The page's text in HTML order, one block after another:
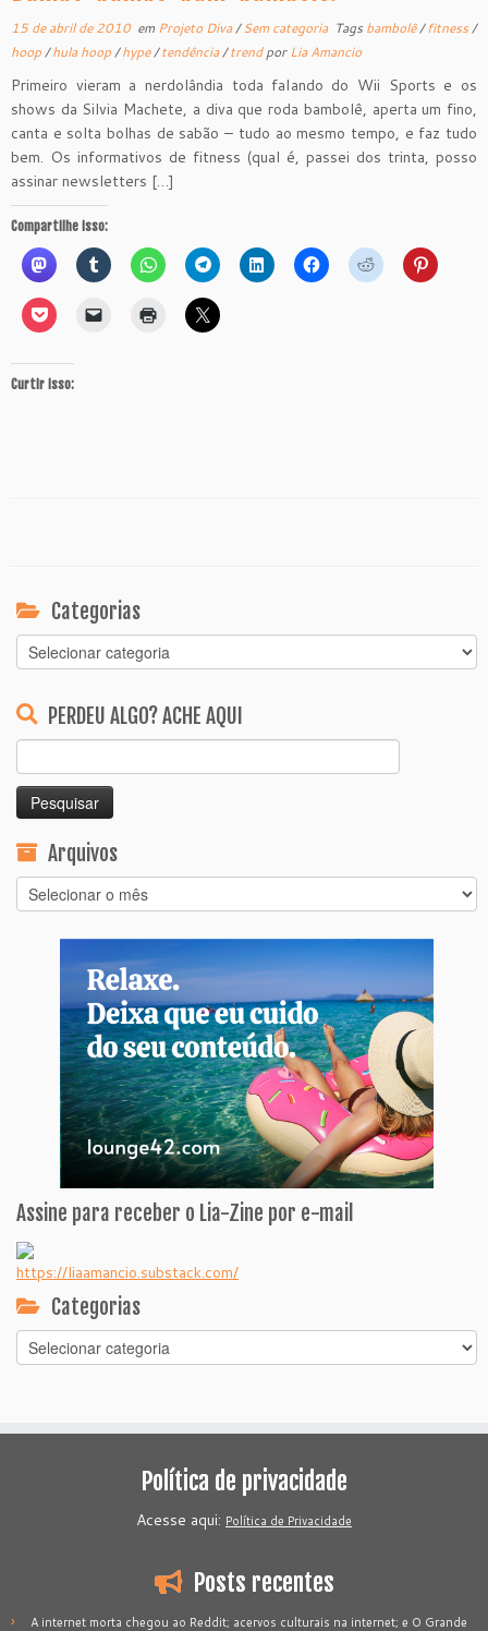
15 de abril de 2010em Projeto Diva/Sem categoria Tags bambolê/fitness/
hoop/hula hoop/hype/tendência/trendporLia Amancio
Primeiro vieram a nerdolândia toda falando do Wii Sports e os
shows da Silvia Machete, a diva que roda bambolê, aperta um fino,
canta e solta bolhas de sabão – tudo ao mesmo tempo, e faz tudo
bem. Os informativos de fitness (qual é, passei dos trinta, posso
assinar newsletters […]
Compartilhe isso:
Curtir isso:
Categorias
Categorias
PERDEU ALGO? ACHE AQUI
por:
Arquivos
Arquivos
Assine para receber o Lia-Zine por e-mail
https://liaamancio.substack.com/
Categorias
Categorias
Política de privacidade
Acesse aqui: Política de Privacidade
Posts recentes
A internet morta chegou ao Reddit; acervos culturais na internet; e O Grande